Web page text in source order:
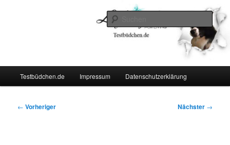
Testbüdchen.de Impressum Datenschutzerklärung
Beitragsnavigation
← Vorheriger Nächster →